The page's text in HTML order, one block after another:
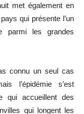
met également en
qui présente l’un
parmi les grandes
connu un seul cas
l’épidémie s’est
qui accueillent des
qui longent les